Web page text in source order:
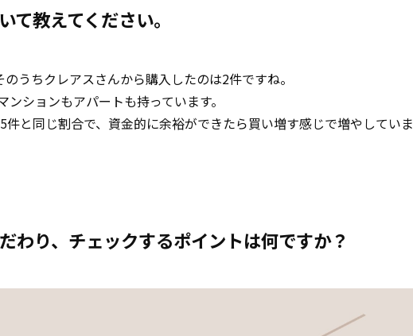
て教えてください。
うちクレアスさんから購入したのは2件ですね。
ションもアパートも持っています。
と同じ割合で、資金的に余裕ができたら買い増す感じで増やしていま
わり、チェックするポイントは何ですか？